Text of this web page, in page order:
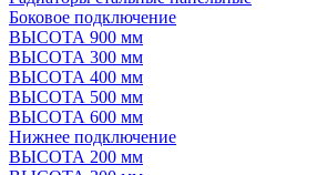
Боковое подключение
ВЫСОТА 900 мм
ВЫСОТА 300 мм
ВЫСОТА 400 мм
ВЫСОТА 500 мм
ВЫСОТА 600 мм
Нижнее подключение
ВЫСОТА 200 мм